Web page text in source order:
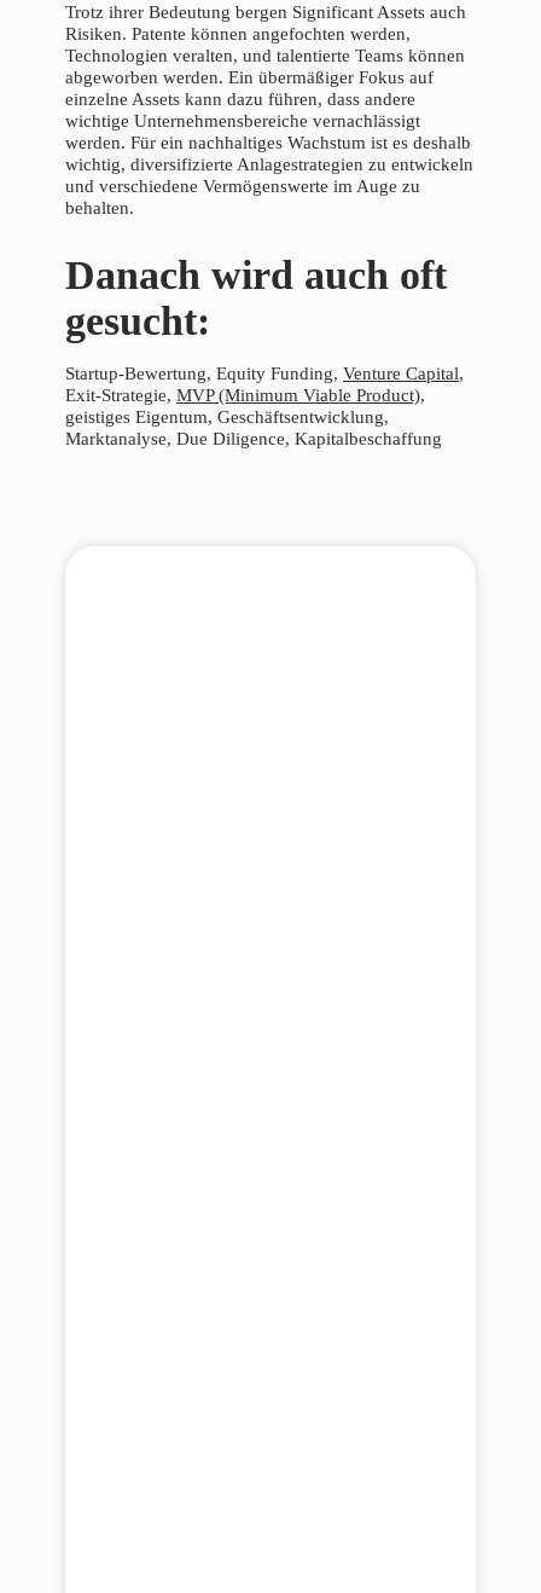
Trotz ihrer Bedeutung bergen Significant Assets auch
Risiken. Patente können angefochten werden,
Technologien veralten, und talentierte Teams können
abgeworben werden. Ein übermäßiger Fokus auf
einzelne Assets kann dazu führen, dass andere
wichtige Unternehmensbereiche vernachlässigt
werden. Für ein nachhaltiges Wachstum ist es deshalb
wichtig, diversifizierte Anlagestrategien zu entwickeln
und verschiedene Vermögenswerte im Auge zu
behalten.
Danach wird auch oft
gesucht:
Startup-Bewertung, Equity Funding, Venture Capital,
Exit-Strategie, MVP (Minimum Viable Product),
geistiges Eigentum, Geschäftsentwicklung,
Marktanalyse, Due Diligence, Kapitalbeschaffung